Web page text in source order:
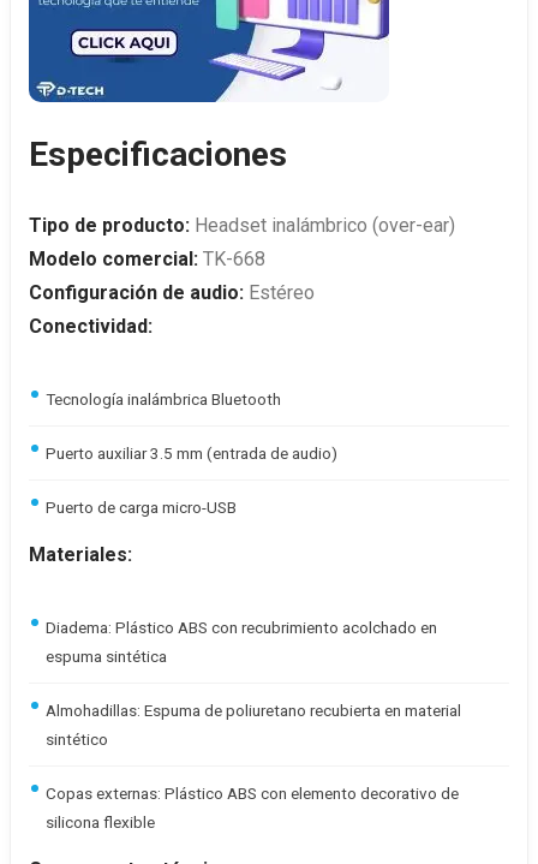
Especificaciones
Tipo de producto: Headset inalámbrico (over-ear)
Modelo comercial: TK-668
Configuración de audio: Estéreo
Conectividad:
Tecnología inalámbrica Bluetooth
Puerto auxiliar 3.5 mm (entrada de audio)
Puerto de carga micro-USB
Materiales:
Diadema: Plástico ABS con recubrimiento acolchado en
espuma sintética
Almohadillas: Espuma de poliuretano recubierta en material
sintético
Copas externas: Plástico ABS con elemento decorativo de
silicona flexible